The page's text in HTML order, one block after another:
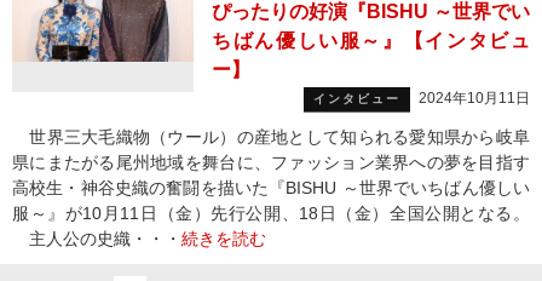
ぴったりの好演『BISHU ～世界でい
ちばん優しい服～』【インタビュ
ー】
インタビュー 2024年10月11日
世界三大毛織物（ウール）の産地として知られる愛知県から岐阜
県にまたがる尾州地域を舞台に、ファッション業界への夢を目指す
高校生・神谷史織の奮闘を描いた『BISHU ～世界でいちばん優しい
服～』が10月11日（金）先行公開、18日（金）全国公開となる。
主人公の史織・・・ 続きを読む